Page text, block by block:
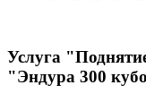
Услуга
"Эндура 300